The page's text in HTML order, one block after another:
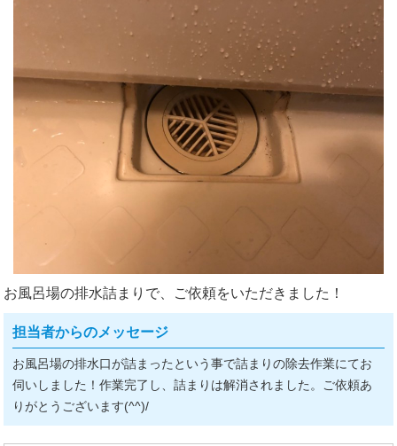
お風呂場の排水詰まりで、ご依頼をいただきました！
担当者からのメッセージ
お風呂場の排水口が詰まったという事で詰まりの除去作業にてお
伺いしました！作業完了し、詰まりは解消されました。ご依頼あ
りがとうございます(^^)/